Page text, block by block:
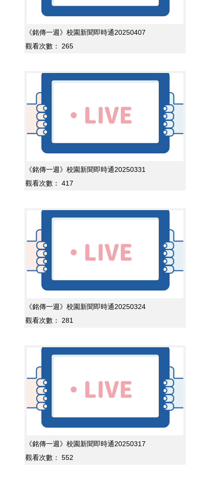
《銘傳一週》校園新聞即時通20250407
觀看次數：
265
《銘傳一週》校園新聞即時通20250331
觀看次數：
417
《銘傳一週》校園新聞即時通20250324
觀看次數：
281
《銘傳一週》校園新聞即時通20250317
觀看次數：
552